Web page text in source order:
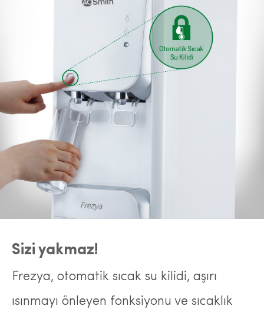
Sizi yakmaz!
Frezya, otomatik sıcak su kilidi, aşırı
ısınmayı önleyen fonksiyonu ve sıcaklık